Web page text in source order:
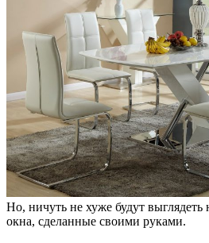
Но, ничуть не хуже будут выглядеть
окна, сделанные своими руками.